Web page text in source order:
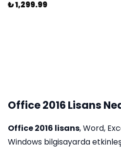
₺ 1,299.99
Office 2016 Lisans
Office 2016 lisans, Word,
Windows bilgisayarda